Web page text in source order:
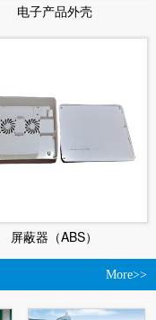
电子产品外壳
屏蔽器（ABS）
More>>